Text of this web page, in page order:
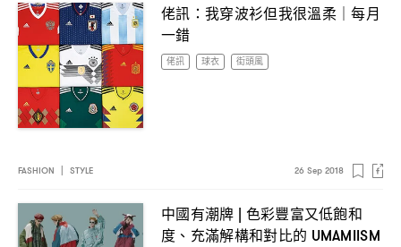
佬訊 ： 我穿波衫但我很溫柔 ｜每月
一錯
佬訊 球衣 街頭風
FASHION | STYLE 26 Sep 2018
中國有潮牌 | 色彩豐富又低飽和
度、充滿解構和對比的 UMAMIISM